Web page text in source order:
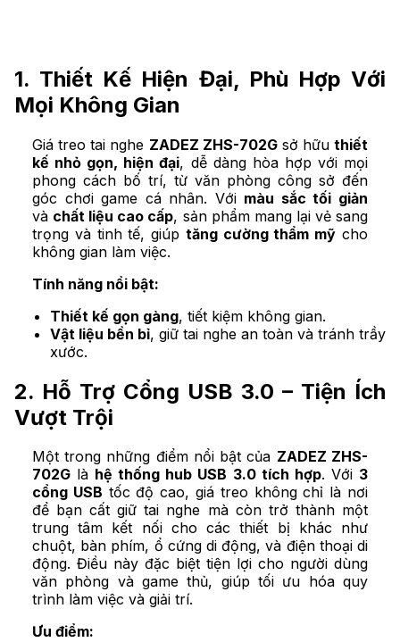
1. Thiết Kế Hiện Đại, Phù Hợp Với
Mọi Không Gian
Giá treo tai nghe ZADEZ ZHS-702Gsở hữu thiết
kế nhỏ gọn, hiện đại, dễ dàng hòa hợp với mọi
phong cách bố trí, từ văn phòng công sở đến
góc chơi game cá nhân. Với màu sắc tối giản
và chất liệu cao cấp, sản phẩm mang lại vẻ sang
trọng và tinh tế, giúp tăng cường thẩm mỹ cho
không gian làm việc.
Tính năng nổi bật:
Thiết kế gọn gàng, tiết kiệm không gian.
Vật liệu bền bỉ, giữ tai nghe an toàn và tránh trầy
xước.
2. Hỗ Trợ Cổng USB 3.0 – Tiện Ích
Vượt Trội
Một trong những điểm nổi bật của ZADEZ ZHS-
702G là hệ thống hub USB 3.0 tích hợp. Với 3
cổng USB tốc độ cao, giá treo không chỉ là nơi
để bạn cất giữ tai nghe mà còn trở thành một
trung tâm kết nối cho các thiết bị khác như
chuột, bàn phím, ổ cứng di động, và điện thoại di
động. Điều này đặc biệt tiện lợi cho người dùng
văn phòng và game thủ, giúp tối ưu hóa quy
trình làm việc và giải trí.
Ưu điểm: